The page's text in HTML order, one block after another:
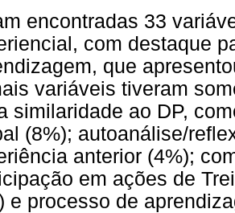
encontradas 33
com destaque
que
variáveis tiveram
similaridade ao DP,
(8%); autoanálise/
anterior (4%);
em ações de
e processo de